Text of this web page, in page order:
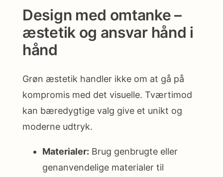
Design med omtanke –
æstetik og ansvar hånd i
hånd
Grøn æstetik handler ikke om at gå på
kompromis med det visuelle. Tværtimod
kan bæredygtige valg give et unikt og
moderne udtryk.
Materialer: Brug genbrugte eller
genanvendelige materialer til